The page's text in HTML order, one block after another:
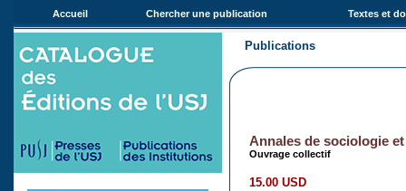
Accueil Chercher une publication Textes et
Publications
Annales de sociologie
Ouvrage collectif
15.00 USD